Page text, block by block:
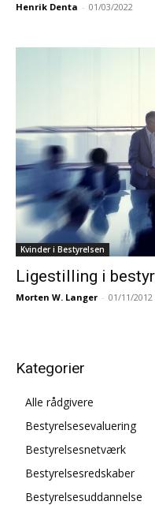
Henrik Denta - 01/03/2022
Kvinder i Bestyrelsen
Ligestilling i
Morten W. Langer - 01/11/2012
Kategorier
Alle rådgivere
Bestyrelsesevaluering
Bestyrelsesnetværk
Bestyrelsesredskaber
Bestyrelsesuddannelse